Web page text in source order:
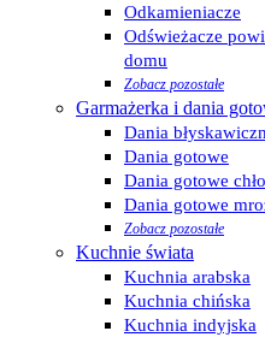
Odkamieniacze
Odświeżacze
domu
Zobacz pozostałe
Garmażerka i dania
Dania
Dania gotowe
Dania gotowe
Dania gotowe
Zobacz pozostałe
Kuchnie świata
Kuchnia arabska
Kuchnia chińska
Kuchnia indyjska